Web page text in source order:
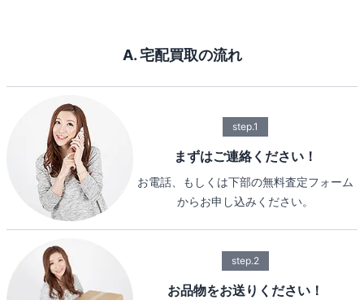
A. 宅配買取の流れ
step.1
まずはご連絡ください！
お電話、もしくは下部の無料査定フォーム
からお申し込みください。
step.2
お品物をお送りください！